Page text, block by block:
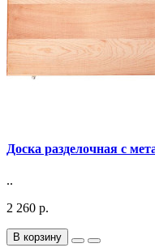
Доска разделочная с
..
2 260 р.
В корзину